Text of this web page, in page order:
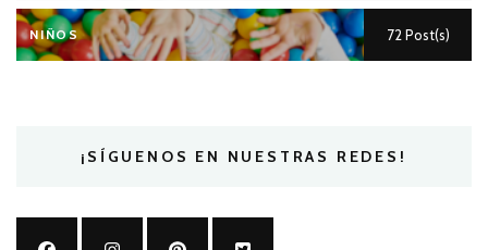
NIÑOS 72 Post(s)
¡SÍGUENOS EN NUESTRAS REDES!